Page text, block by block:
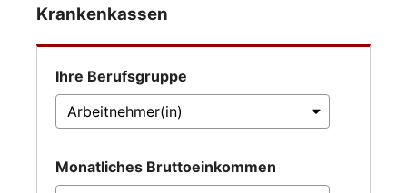
Krankenkassen
Ihre Berufsgruppe
Monatliches Bruttoeinkommen